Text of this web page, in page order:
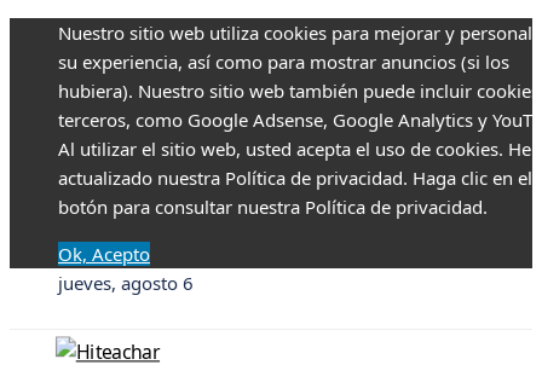
Nuestro sitio web utiliza cookies para mejorar y
su experiencia, así como para mostrar anuncios (si los
hubiera). Nuestro sitio web también puede incluir
terceros, como Google Adsense, Google Analytics y
Al utilizar el sitio web, usted acepta el uso de cookies.
actualizado nuestra Política de privacidad. Haga clic en el
botón para consultar nuestra Política de privacidad.
Ok, Acepto
jueves, agosto 6